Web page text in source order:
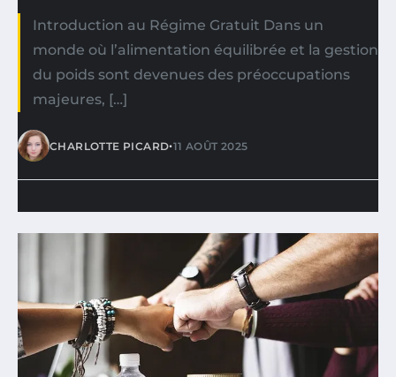
Introduction au Régime Gratuit Dans un
monde où l’alimentation équilibrée et la gestion
du poids sont devenues des préoccupations
majeures, […]
CHARLOTTE PICARD•11 AOÛT 2025